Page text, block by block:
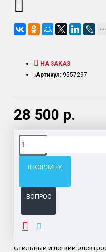
28 500 р.
НА ЗАКАЗ
Артикул: 9557297
В КОРЗИНУ
ВОПРОС
Доставка товара по
ОПИСАНИЕ
Стильный и легкий